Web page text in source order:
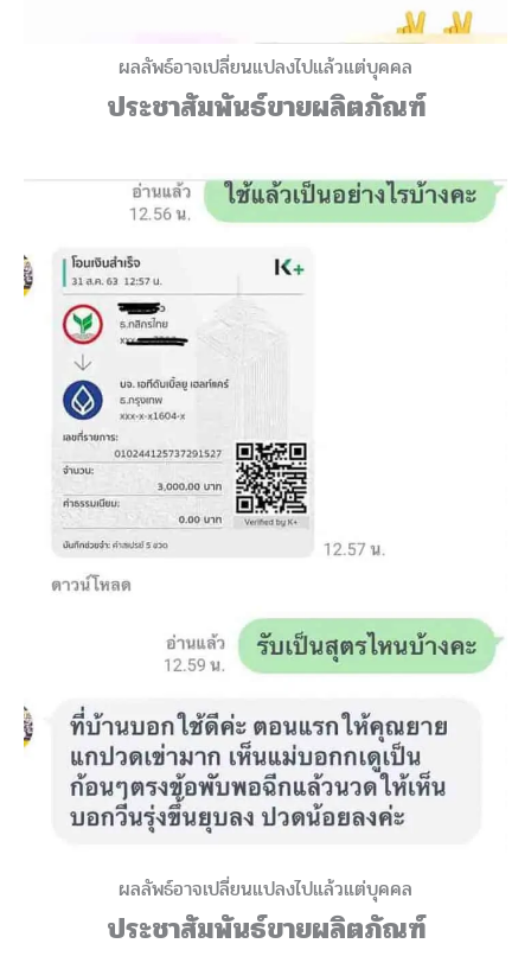
ผลลัพธ์อาจเปลี่ยนแปลงไปแล้วแต่บุคคล
ประชาสัมพันธ์ขายผลิตภัณฑ์
ผลลัพธ์อาจเปลี่ยนแปลงไปแล้วแต่บุคคล
ประชาสัมพันธ์ขายผลิตภัณฑ์